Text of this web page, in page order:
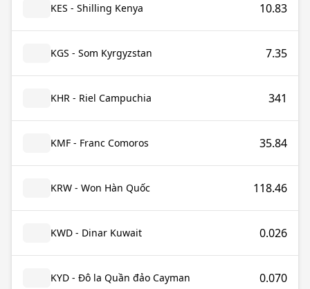
KES - Shilling Kenya 10.83
KGS - Som Kyrgyzstan 7.35
KHR - Riel Campuchia 341
KMF - Franc Comoros 35.84
KRW - Won Hàn Quốc 118.46
KWD - Dinar Kuwait 0.026
KYD - Đô la Quần đảo Cayman 0.070